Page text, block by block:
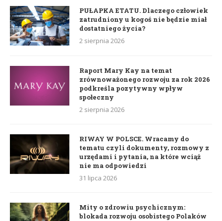
PUŁAPKA ETATU. Dlaczego człowiek
zatrudniony u kogoś nie będzie miał
dostatniego życia?
2 sierpnia 2026
Raport Mary Kay na temat
zrównoważonego rozwoju za rok 2026
podkreśla pozytywny wpływ
społeczny
2 sierpnia 2026
RIWAY W POLSCE. Wracamy do
tematu czyli dokumenty, rozmowy z
urzędami i pytania, na które wciąż
nie ma odpowiedzi
31 lipca 2026
Mity o zdrowiu psychicznym:
blokada rozwoju osobistego Polaków